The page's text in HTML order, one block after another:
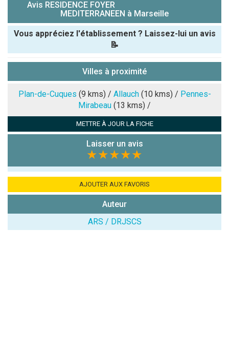
Avis RESIDENCE FOYER
MEDITERRANEEN à Marseille
Vous appréciez l'établissement ? Laissez-lui un avis
📝
Note que vous souhaitez attribuer :
Antispam -
Avis sur
:
Villes à proximité
Plan-de-Cuques (9 kms) / Allauch(10 kms) / Pennes-
Mirabeau (13 kms) /
METTRE À JOUR LA FICHE
Laisser un avis
★★★★★
AJOUTER AUX FAVORIS
Auteur
ARS / DRJSCS